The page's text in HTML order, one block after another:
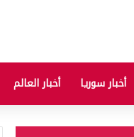
أخبار سوريا أخبار العالم